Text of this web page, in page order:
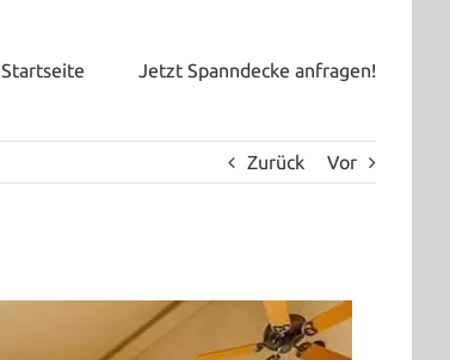
Startseite Jetzt Spanndecke anfragen!
Zurück Vor